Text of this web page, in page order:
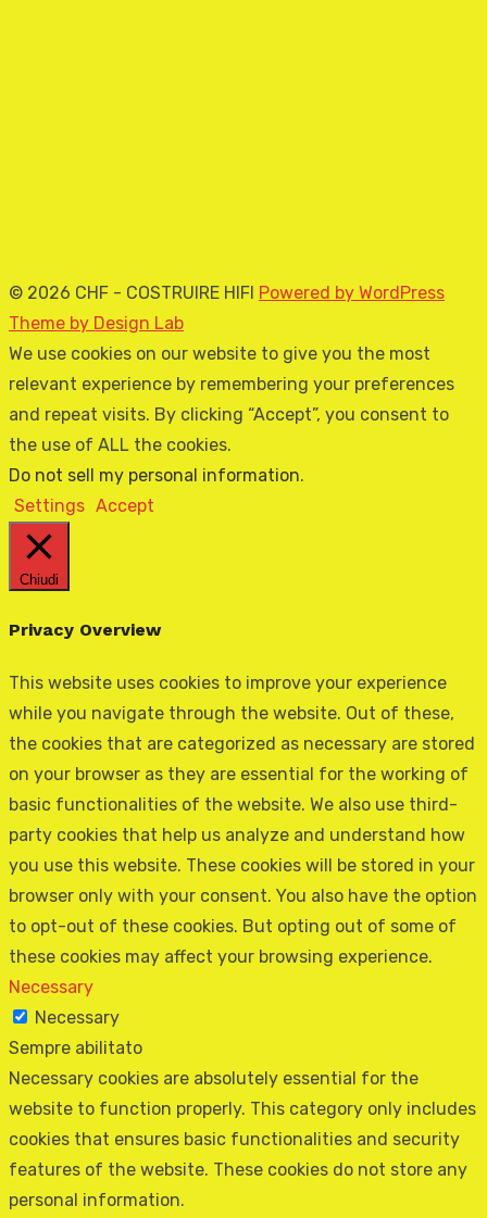
© 2026 CHF - COSTRUIRE HIFI Powered by WordPress
Theme by Design Lab
We use cookies on our website to give you the most
relevant experience by remembering your preferences
and repeat visits. By clicking “Accept”, you consent to
the use of ALL the cookies.
Do not sell my personal information.
Settings Accept
Chiudi
Privacy Overview
This website uses cookies to improve your experience
while you navigate through the website. Out of these,
the cookies that are categorized as necessary are stored
on your browser as they are essential for the working of
basic functionalities of the website. We also use third-
party cookies that help us analyze and understand how
you use this website. These cookies will be stored in your
browser only with your consent. You also have the option
to opt-out of these cookies. But opting out of some of
these cookies may affect your browsing experience.
Necessary
Necessary
Sempre abilitato
Necessary cookies are absolutely essential for the
website to function properly. This category only includes
cookies that ensures basic functionalities and security
features of the website. These cookies do not store any
personal information.